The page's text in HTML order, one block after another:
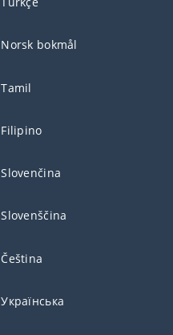
Norsk bokmål
Tamil
Filipino
Slovenčina
Slovenščina
Čeština
Українська